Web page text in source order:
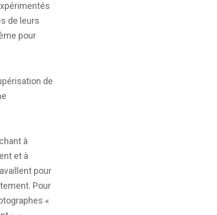
de leurs
pour
de
à
et à
pour
Pour
«